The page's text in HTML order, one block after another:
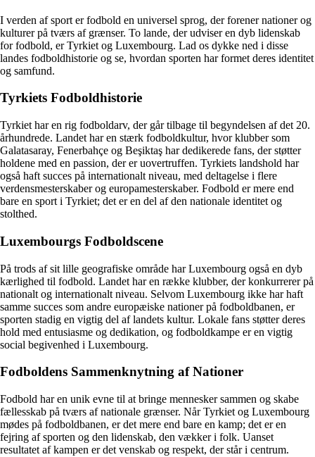
I verden af sport er fodbold en universel sprog, der forener nationer og
kulturer på tværs af grænser. To lande, der udviser en dyb lidenskab
for fodbold, er Tyrkiet og Luxembourg. Lad os dykke ned i disse
landes fodboldhistorie og se, hvordan sporten har formet deres identitet
og samfund.
Tyrkiets Fodboldhistorie
Tyrkiet har en rig fodboldarv, der går tilbage til begyndelsen af det 20.
århundrede. Landet har en stærk fodboldkultur, hvor klubber som
Galatasaray, Fenerbahçe og Beşiktaş har dedikerede fans, der støtter
holdene med en passion, der er uovertruffen. Tyrkiets landshold har
også haft succes på internationalt niveau, med deltagelse i flere
verdensmesterskaber og europamesterskaber. Fodbold er mere end
bare en sport i Tyrkiet; det er en del af den nationale identitet og
stolthed.
Luxembourgs Fodboldscene
På trods af sit lille geografiske område har Luxembourg også en dyb
kærlighed til fodbold. Landet har en række klubber, der konkurrerer på
nationalt og internationalt niveau. Selvom Luxembourg ikke har haft
samme succes som andre europæiske nationer på fodboldbanen, er
sporten stadig en vigtig del af landets kultur. Lokale fans støtter deres
hold med entusiasme og dedikation, og fodboldkampe er en vigtig
social begivenhed i Luxembourg.
Fodboldens Sammenknytning af Nationer
Fodbold har en unik evne til at bringe mennesker sammen og skabe
fællesskab på tværs af nationale grænser. Når Tyrkiet og Luxembourg
mødes på fodboldbanen, er det mere end bare en kamp; det er en
fejring af sporten og den lidenskab, den vækker i folk. Uanset
resultatet af kampen er det venskab og respekt, der står i centrum.